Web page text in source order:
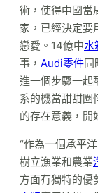
術，使得中國當
家，已經決定要
戀愛。14億中水
事， Audi零件同
進一個步驟一起
系的機當甜甜圈
的存在意義，開
“作為一個承平洋
樹立漁業和農業
方面有獨特的優